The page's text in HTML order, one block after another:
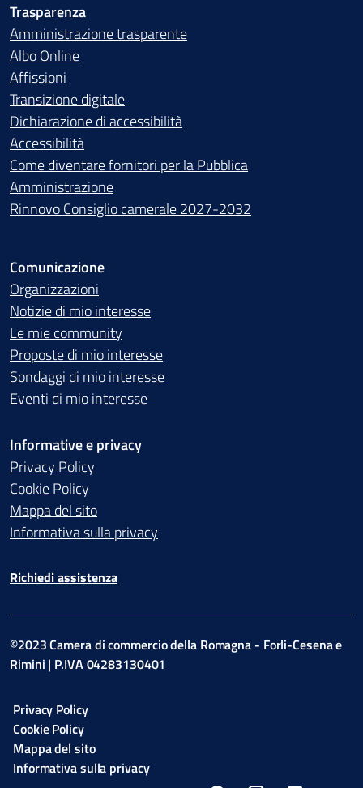
Trasparenza
Amministrazione trasparente
Albo Online
Affissioni
Transizione digitale
Dichiarazione di accessibilità
Accessibilità
Come diventare fornitori per la Pubblica
Amministrazione
Rinnovo Consiglio camerale 2027-2032
Comunicazione
Organizzazioni
Notizie di mio interesse
Le mie community
Proposte di mio interesse
Sondaggi di mio interesse
Eventi di mio interesse
Informative e privacy
Privacy Policy
Cookie Policy
Mappa del sito
Informativa sulla privacy
Richiedi assistenza
©2023 Camera di commercio della Romagna - Forli-Cesena e
Rimini | P.IVA 04283130401
Privacy Policy
Cookie Policy
Mappa del sito
Informativa sulla privacy